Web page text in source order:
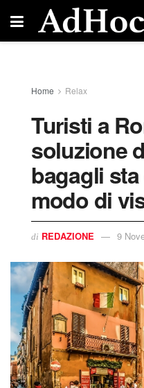
Home Relax
Turisti a
soluzione
bagagli
modo di
di REDAZIONE 9